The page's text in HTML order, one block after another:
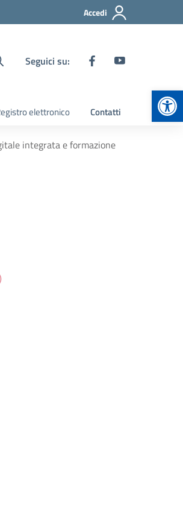
Accedi
Seguici su:
elettronico Contatti
integrata e formazione